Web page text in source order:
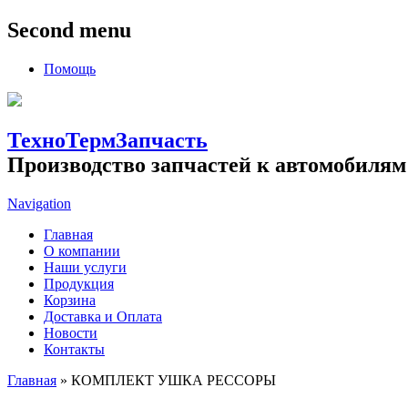
Second menu
Помощь
ТехноТермЗапчасть
Производство запчастей к
Navigation
Главная
О компании
Наши услуги
Продукция
Корзина
Доставка и Оплата
Новости
Контакты
Главная » КОМПЛЕКТ УШКА РЕССОРЫ